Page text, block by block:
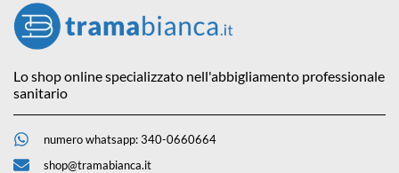
Lo shop online specializzato nell'abbigliamento professionale
sanitario
numero whatsapp: 340-0660664
shop@tramabianca.it